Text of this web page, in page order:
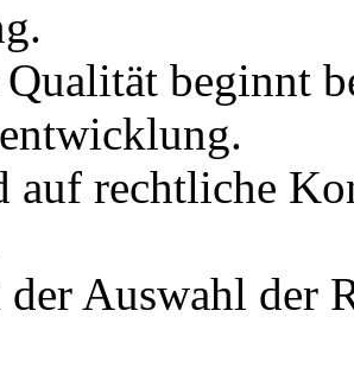
beginnt
auf rechtliche
Auswahl der